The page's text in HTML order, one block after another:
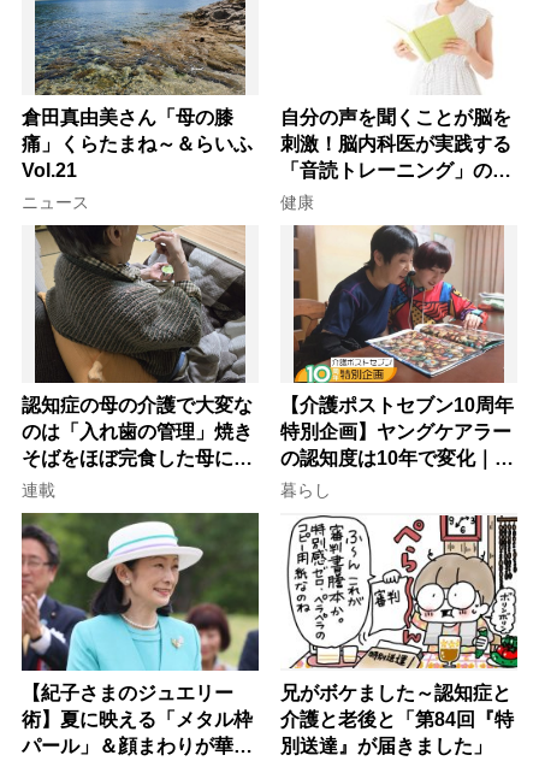
倉田真由美さん「母の膝
痛」くらたまね～＆らいふ
Vol.21
ニュース
自分の声を聞くことが脳を
刺激！脳内科医が実践する
「音読トレーニング」の極
意
健康
認知症の母の介護で大変な
のは「入れ歯の管理」焼き
そばをほぼ完食した母に息
子が血の気が引いた理由
連載
【介護ポストセブン10周年
特別企画】ヤングケアラー
の認知度は10年で変化｜流
行語大賞にノミネート、法
律にも明記されたが果たし
て現在は？
暮らし
【紀子さまのジュエリー
術】夏に映える「メタル枠
パール」＆顔まわりが華や
兄がボケました～認知症と
介護と老後と「第84回『特
別送達』が届きました」